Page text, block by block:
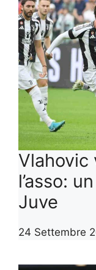
Vlahovic
l’asso:
Juve
24 Settembre